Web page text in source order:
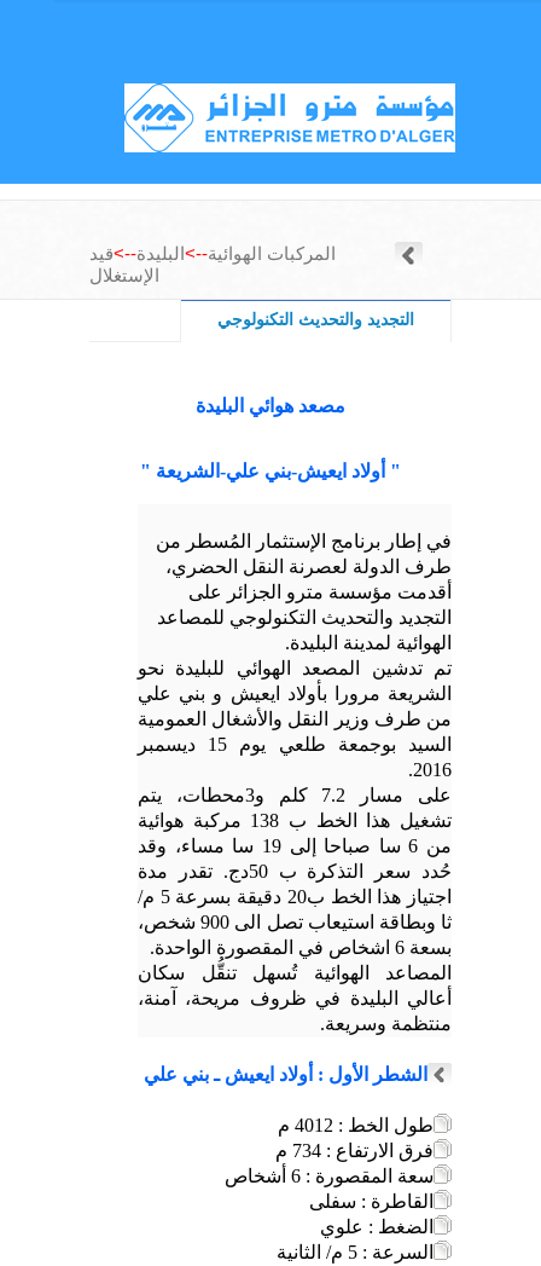
المركبات الهوائية-->البليدة-->قيد
الإستغلال
التجديد والتحديث التكنولوجي
مصعد هوائي البليدة
" أولاد ايعيش-بني علي-الشريعة "
في إطار برنامج الإستثمار المُسطر من
طرف الدولة لعصرنة النقل الحضري،
أقدمت مؤسسة مترو الجزائر على
التجديد والتحديث التكنولوجي للمصاعد
الهوائية لمدينة البليدة.
تم تدشين المصعد الهوائي للبليدة نحو
الشريعة مرورا بأولاد ايعيش و بني علي
من طرف وزير النقل والأشغال العمومية
السيد بوجمعة طلعي يوم 15 ديسمبر
2016.
على مسار 7.2 كلم و3محطات، يتم
تشغيل هذا الخط ب 138 مركبة هوائية
من 6 سا صباحا إلى 19 سا مساء، وقد
حُدد سعر التذكرة ب 50دج.
تقدر مدة
اجتياز هذا الخط ب20 دقيقة بسرعة 5 م/
ثا وبطاقة استيعاب تصل الى 900 شخص،
بسعة 6 اشخاص في المقصورة الواحدة.
المصاعد الهوائية تُسهل تنقُّل سكان
أعالي البليدة في ظروف مريحة، آمنة،
منتظمة وسريعة.
الشطر الأول : أولاد ايعيش ـ بني علي
طول الخط : 4012 م
فرق الارتفاع : 734 م
سعة المقصورة : 6 أشخاص
القاطرة : سفلى
الضغط : علوي
السرعة : 5 م/ الثانية